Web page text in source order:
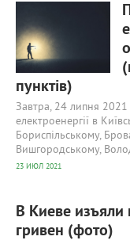
пунктів)
Завтра, 24 липня 2021
електроенергії в
Бориспільському,
Вишгородському,
23 ИЮЛ 2021
В Киеве
гривен (фото)